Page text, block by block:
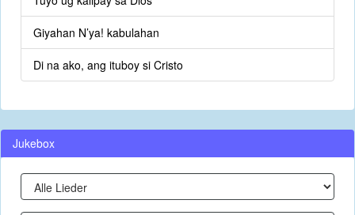
Giyahan N’ya! kabulahan
Di na ako, ang ituboy si Cristo
Jukebox